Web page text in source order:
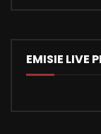
EMISIE LIVE